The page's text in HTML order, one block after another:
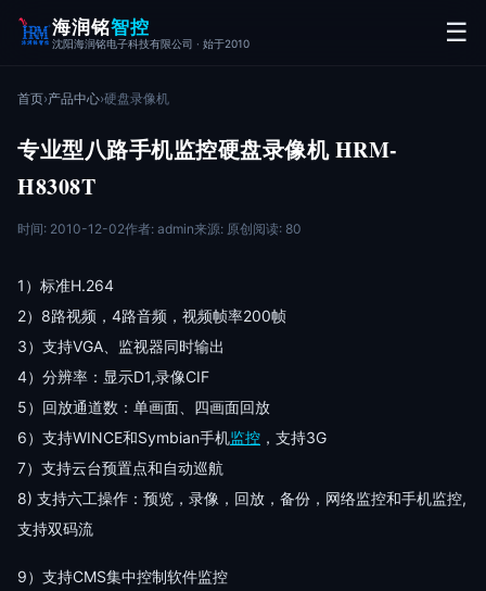
海润铭智控
沈阳海润铭电子科技有限公司 · 始于2010 ☰
首页›产品中心›硬盘录像机
专业型八路手机监控硬盘录像机 HRM-
H8308T
时间: 2010-12-02作者: admin来源: 原创阅读: 80
1）标准H.264
2）8路视频，4路音频，视频帧率200帧
3）支持VGA、监视器同时输出
4）分辨率：显示D1,录像CIF
5）回放通道数：单画面、四画面回放
6）支持WINCE和Symbian手机监控 ，支持3G
7）支持云台预置点和自动巡航
8) 支持六工操作：预览，录像，回放，备份，网络监控和手机监控,
支持双码流
9）支持CMS集中控制软件监控